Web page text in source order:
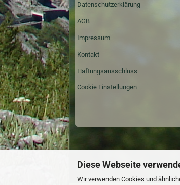
Diese Webseite
Wir verwenden Cookies und
Datenschutzerklärung
AGB
Impressum
Kontakt
Haftungsausschluss
Cookie Einstellungen